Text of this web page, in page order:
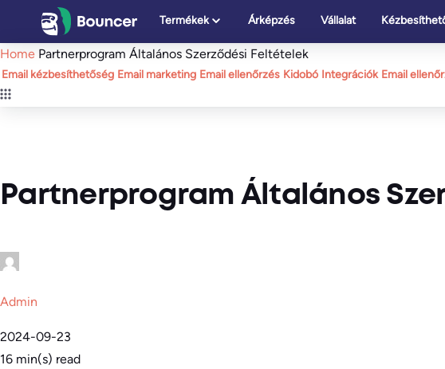
tartalomhoz
Termékek Árképzés Vállalat
Home Partnerprogram Általános Szerződési Feltételek
Email kézbesíthetőség Email marketing Email ellenőrzés Kidobó Integrációk Email
Partnerprogram Általános
Admin
2024-09-23
16 min(s) read